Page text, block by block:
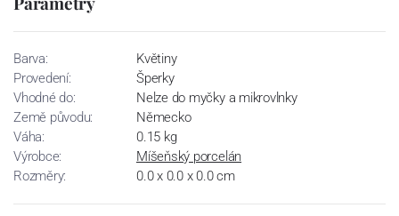
Barva:
Květiny
Provedení:
Šperky
Vhodné do:
Nelze do myčky a mikrovlnky
Země původu:
Německo
Váha:
0.15 kg
Výrobce:
Míšeňský porcelán
Rozměry:
0.0 x 0.0 x 0.0 cm